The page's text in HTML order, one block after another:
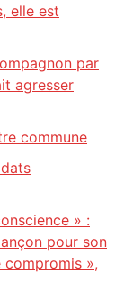
elle est
par
agresser
commune
» :
pour son
compromis »,